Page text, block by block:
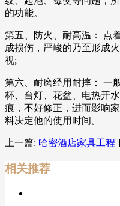
的功能。
第五、防火、耐高温： 点
成损伤，严峻的乃至形成
视;
第六、耐磨经用耐摔： 一
杯、台灯、花盆、电热开
痕，不好修正，进而影响
料决定他的使用时间。
上一篇: 哈密酒店家具工程
相关推荐